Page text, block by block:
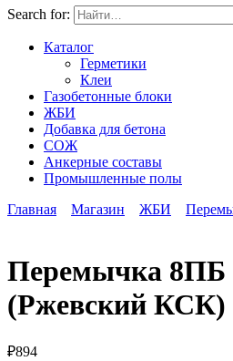
Search for:
Каталог
Герметики
Клеи
Газобетонные блоки
ЖБИ
Добавка для бетона
СОЖ
Анкерные составы
Промышленные полы
Главная
Магазин ЖБИ
Перемычка 8ПБ
(Ржевский КСК)
₽894